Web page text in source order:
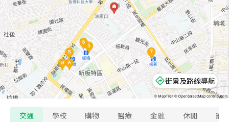
街景及路線導航
交通 學校 購物 醫療 金融 休閒 寵